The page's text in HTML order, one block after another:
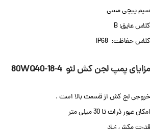
سیم پیچی مسی
کلاس عایق: B
کلاس حفاظت: IP68
مزایای پمپ لجن کش لئو 80WQ40-18-4
خروجی لج کش از قسمت بالا است .
امکان عبور ذرات تا 30 میلی متر